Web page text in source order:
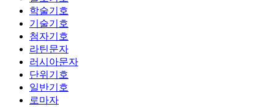
학술기호
기술기호
첨자기호
라틴문자
러시아문자
단위기호
일반기호
로마자